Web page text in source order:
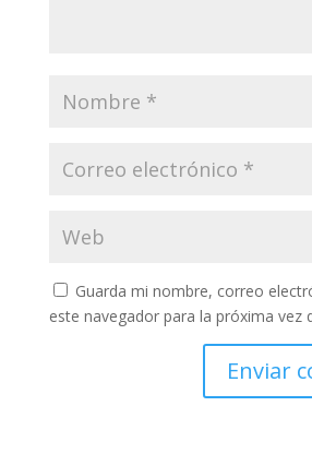
Guarda mi nombre, correo
este navegador para la próxima vez